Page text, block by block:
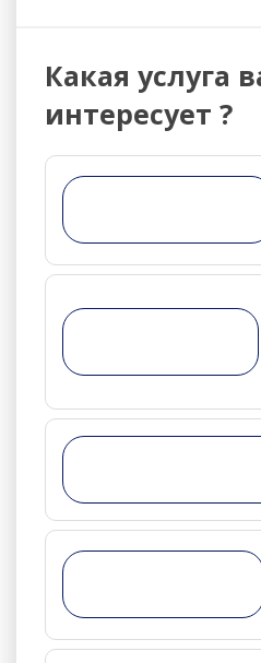
Какая услуга
интересует ?